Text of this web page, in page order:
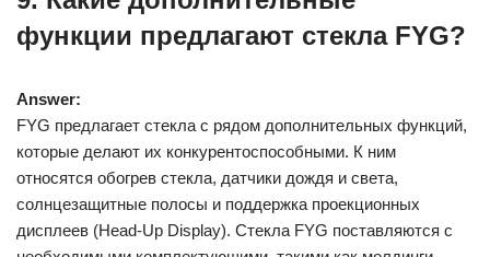
функции предлагают стекла FYG?
Answer:
FYG предлагает стекла с рядом дополнительных функций,
которые делают их конкурентоспособными. К ним
относятся обогрев стекла, датчики дождя и света,
солнцезащитные полосы и поддержка проекционных
дисплеев (Head-Up Display). Стекла FYG поставляются с